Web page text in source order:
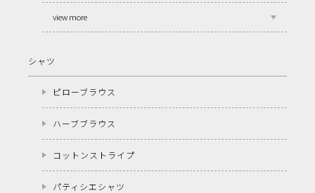
view more
シャツ
ピローブラウス
ハーブブラウス
コットンストライプ
パティシエシャツ